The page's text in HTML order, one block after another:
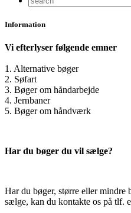
Information
Vi efterlyser følgende emner
1. Alternative bøger
2. Søfart
3. Bøger om håndarbejde
4. Jernbaner
5. Bøger om håndværk
Har du bøger du vil sælge?
Har du bøger, større eller mindre
sælge, kan du kontakte os på tlf.